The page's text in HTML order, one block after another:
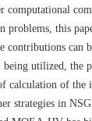
computational
this
can
utilized, the
calculation of the
strategies in